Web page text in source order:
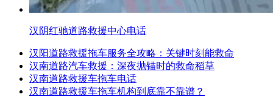
汉阴红驰道路救援中心电话
汉阳道路救援拖车服务全攻略：关键时刻能救命
汉南道路汽车救援：深夜抛锚时的救命稻草
汉南道路救援车拖车电话
汉南道路救援车拖车机构到底靠不靠谱？